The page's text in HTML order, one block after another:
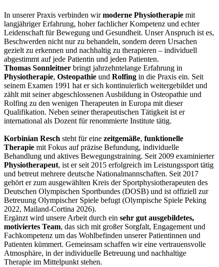
In unserer Praxis verbinden wirmoderne Physiotherapie mit
langjähriger Erfahrung, hoher fachlicher Kompetenz und echter
Leidenschaft für Bewegung und Gesundheit. Unser Anspruch ist es,
Beschwerden nicht nur zu behandeln, sondern deren Ursachen
gezielt zu erkennen und nachhaltig zu therapieren – individuell
abgestimmt auf jede Patientin und jeden Patienten.
Thomas Sonnleitner bringt jahrzehntelange Erfahrung in
Physiotherapie, Osteopathie und Rolfing in die Praxis ein. Seit
seinem Examen 1991 hat er sich kontinuierlich weitergebildet und
zählt mit seiner abgeschlossenen Ausbildung in Osteopathie und
Rolfing zu den wenigen Therapeuten in Europa mit dieser
Qualifikation. Neben seiner therapeutischen Tätigkeit ist er
international als Dozent für renommierte Institute tätig.
Korbinian Resch steht für eine zeitgemäße, funktionelle
Therapie mit Fokus auf präzise Befundung, individuelle
Behandlung und aktives Bewegungstraining. Seit 2009 examinierter
Physiotherapeut, ist er seit 2015 erfolgreich im Leistungssport tätig
und betreut mehrere deutsche Nationalmannschaften. Seit 2017
gehört er zum ausgewählten Kreis der Sportphysiotherapeuten des
Deutschen Olympischen Sportbundes (DOSB) und ist offiziell zur
Betreuung Olympischer Spiele befugt (Olympische Spiele Peking
2022, Mailand-Cortina 2026).
Ergänzt wird unsere Arbeit durch ein sehr gut ausgebildetes,
motiviertes Team, das sich mit großer Sorgfalt, Engagement und
Fachkompetenz um das Wohlbefinden unserer Patientinnen und
Patienten kümmert. Gemeinsam schaffen wir eine vertrauensvolle
Atmosphäre, in der individuelle Betreuung und nachhaltige
Therapie im Mittelpunkt stehen.